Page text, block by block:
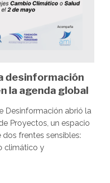
desinformación
la agenda global
Desinformación abrió la
Proyectos, un espacio
dos frentes sensibles:
climático y